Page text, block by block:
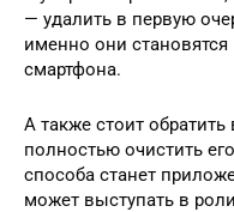
— удалить в первую
именно они
смартфона.
А также стоит
полностью очистить
способа станет
может выступать в